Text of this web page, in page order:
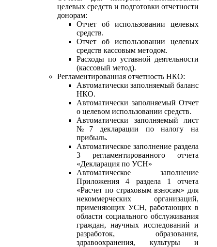
целевых средств и подготовки отчетности
донорам:
Отчет об использовании целевых
средств.
Отчет об использовании целевых
средств кассовым методом.
Расходы по уставной деятельности
(кассовый метод).
Регламентированная отчетность НКО:
Автоматически заполняемый баланс
НКО.
Автоматически заполняемый Отчет
о целевом использовании средств.
Автоматически заполняемый лист
№7 декларации по налогу на
прибыль.
Автоматическое заполнение раздела
3 регламентированного отчета
«Декларация по УСН»
Автоматическое заполнение
Приложения 4 раздела 1 отчета
«Расчет по страховым взносам» для
некоммерческих организаций,
применяющих УСН, работающих в
области социального обслуживания
граждан, научных исследований и
разработок, образования,
здравоохранения, культуры и